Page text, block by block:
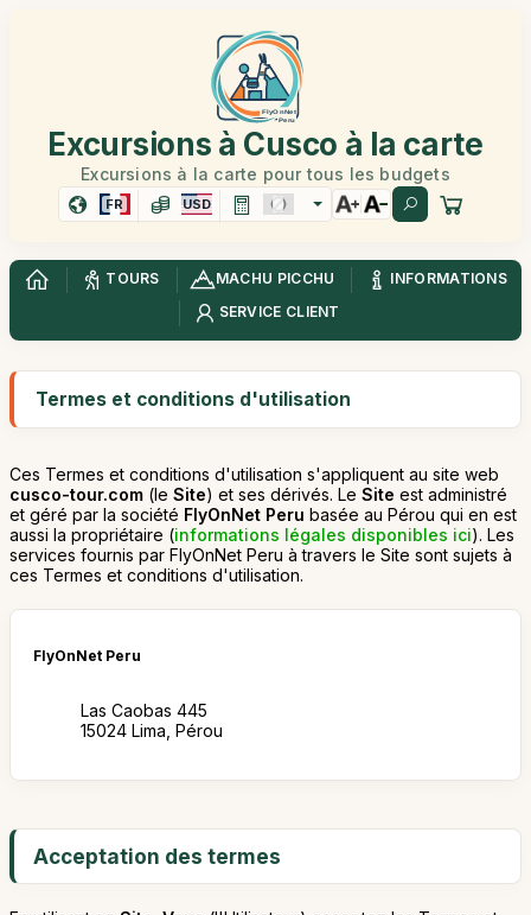
Excursions à Cusco à la carte
Excursions à la carte pour tous les budgets
FR USD
TOURS MACHU PICCHU
INFORMATIONS
SERVICE CLIENT
Termes et conditions d'utilisation
Ces Termes et conditions d'utilisation s'appliquent au site web
cusco-tour.com (le Site) et ses dérivés. Le Site est administré
et géré par la société FlyOnNet Peru basée au Pérou qui en est
aussi la propriétaire (informations légales disponibles ici). Les
services fournis par FlyOnNet Peru à travers le Site sont sujets à
ces Termes et conditions d'utilisation.
FlyOnNet Peru
Las Caobas 445
15024 Lima, Pérou
Acceptation des termes